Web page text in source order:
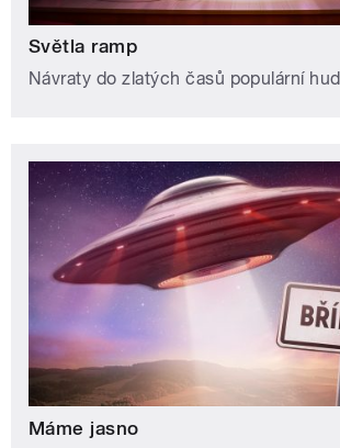
Světla ramp
Návraty do zlatých časů populární
Máme jasno